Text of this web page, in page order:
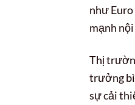
như
mạnh
Thị
trưởng
sự cải